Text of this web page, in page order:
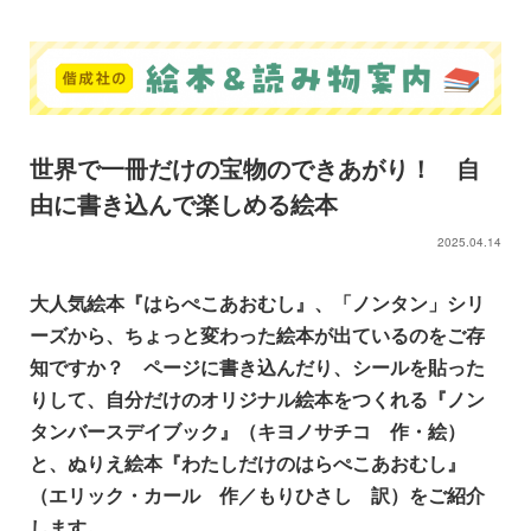
世界で一冊だけの宝物のできあがり！ 自
由に書き込んで楽しめる絵本
2025.04.14
大人気絵本『はらぺこあおむし』、「ノンタン」シリ
ーズから、ちょっと変わった絵本が出ているのをご存
知ですか？ ページに書き込んだり、シールを貼った
りして、自分だけのオリジナル絵本をつくれる『ノン
タンバースデイブック』（キヨノサチコ 作・絵）
と、ぬりえ絵本『わたしだけのはらぺこあおむし』
（エリック・カール 作／もりひさし 訳）をご紹介